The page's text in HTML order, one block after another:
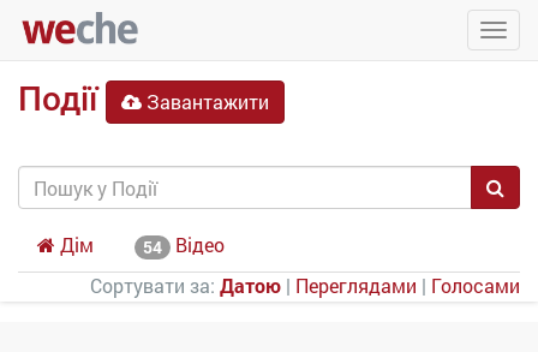
Події Завантажити
Дім 54
Відео
Сортувати за: Датою | Переглядами | Голосами